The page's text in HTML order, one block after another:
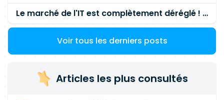
Le marché de l'IT est complètement déréglé ! STOP à cette mascarade ! Il faut s'unir et résister !
Voir tous les derniers posts
Articles les plus consultés